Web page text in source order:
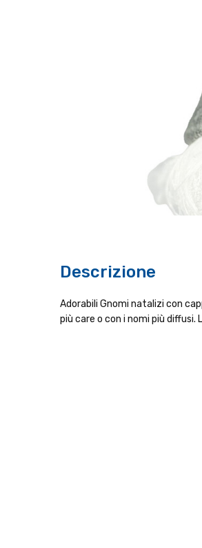
Descrizione
Adorabili Gnomi natalizi con
più care o con i nomi più diffusi.